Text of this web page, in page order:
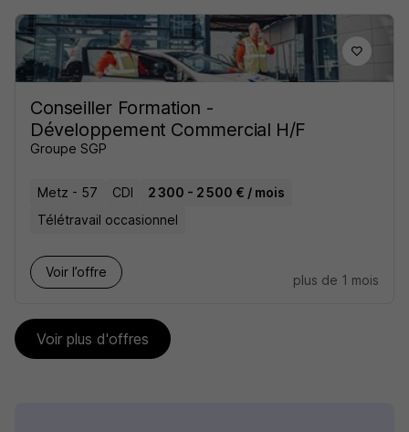
Conseiller Formation -
Développement Commercial H/F
Groupe SGP
Metz - 57 CDI
2 300 - 2 500 € / mois
Télétravail occasionnel
Voir l’offre
plus de 1 mois
Voir plus d'offres